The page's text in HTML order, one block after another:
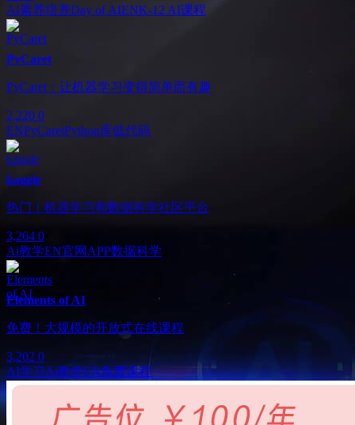
AI素养培养Day of AIENK-12 AI课程
PyCaret
PyCaret：让机器学习变得简单而有趣
2,220 0
ENPyCaretPython库低代码
kaggle
热门！机器学习和数据科学社区平台
3,264 0
Ai教学EN官网APP数据科学
Elements of AI
免费！大规模的开放式在线课程
3,202 0
AI学习Ai教学EN免费课程